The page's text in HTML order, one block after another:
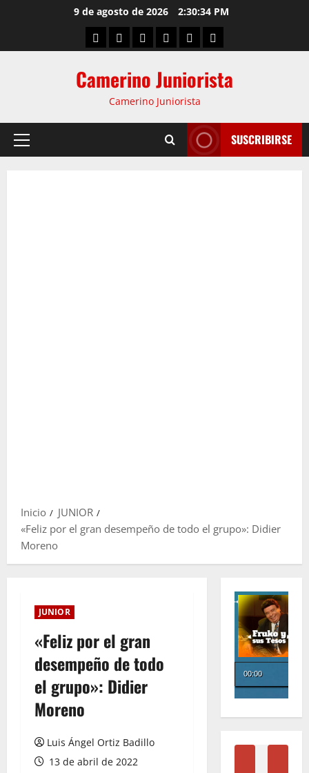
9 de agosto de 2026 2:30:35 PM
Camerino Juniorista
Camerino Juniorista
SUSCRIBIRSE
Inicio
JUNIOR
«Feliz por el gran desempeño de todo el grupo»: Didier
Moreno
JUNIOR
«Feliz por el gran
desempeño de todo
el grupo»: Didier
Moreno
Luis Ángel Ortiz Badillo
13 de abril de 2022